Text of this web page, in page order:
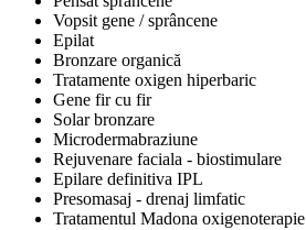
Vopsit gene / sprâncene
Epilat
Bronzare organică
Tratamente oxigen hiperbaric
Gene fir cu fir
Solar bronzare
Microdermabraziune
Rejuvenare faciala - biostimulare
Epilare definitiva IPL
Presomasaj - drenaj limfatic
Tratamentul Madona oxigenoterapie